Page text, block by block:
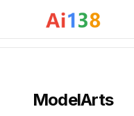
ModelArts